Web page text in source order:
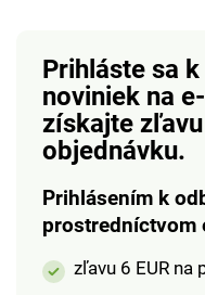
Prihláste sa
noviniek na
získajte
objednávku.
Prihlásením k
prostredníctvom
zľavu 6 EUR na